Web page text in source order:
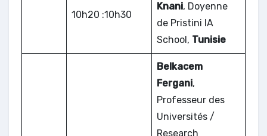
10h20 :10h30
Knani, Doyenne
de Pristini IA
School, Tunisie
Belkacem
Fergani,
Professeur des
Universités /
Research